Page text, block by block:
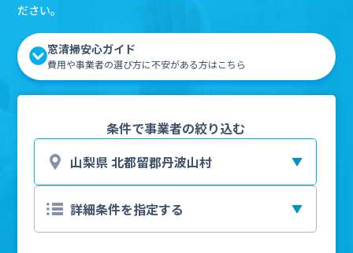
ださい。
窓清掃安心ガイド
費用や事業者の選び方に不安がある方はこちら
条件で事業者の絞り込む